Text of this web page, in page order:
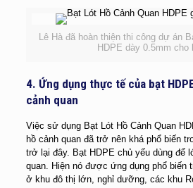
Lê Hà đã hoàn thiện thi công dự án
HDPE dày 0.5mm cho
4. Ứng dụng thực tế của bạt
cảnh quan
Việc sử dụng Bạt Lót Hồ Cảnh Quan
hồ cảnh quan đã trở nên khá phổ biến
trở lại đây. Bạt HDPE chủ yếu dùng để
quan. Hiện nó được ứng dụng phổ biến
ở khu đô thị lớn, nghỉ dưỡng, các khu